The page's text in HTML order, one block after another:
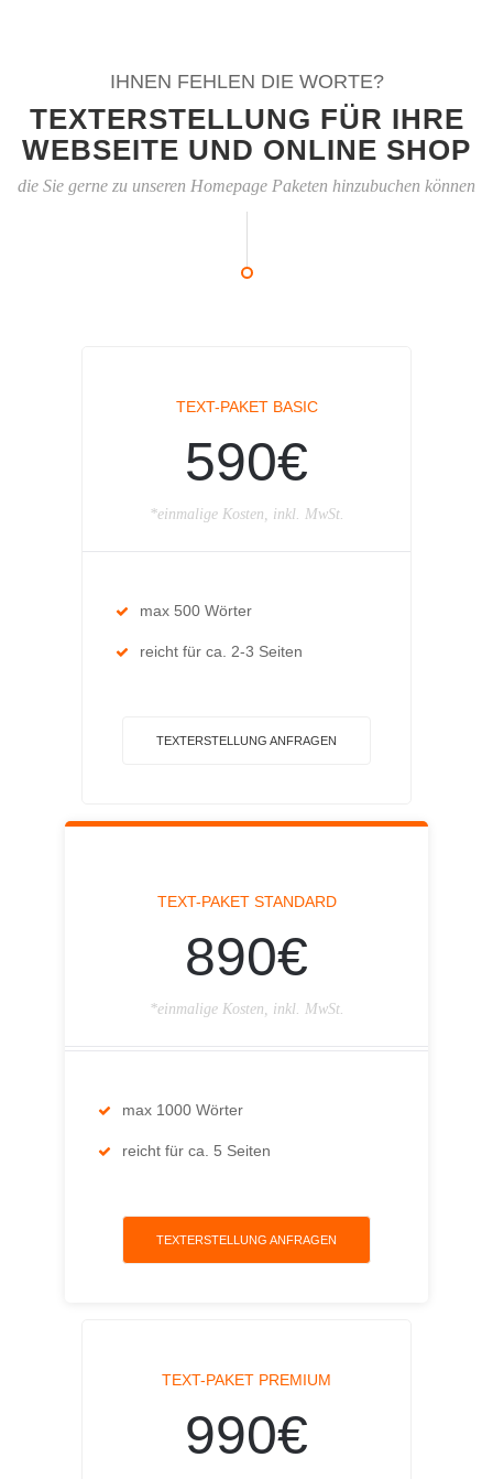
IHNEN FEHLEN DIE WORTE?
TEXTERSTELLUNG FÜR IHRE
WEBSEITE UND ONLINE SHOP
die Sie gerne zu unseren Homepage Paketen hinzubuchen können
TEXT-PAKET BASIC
590€
*einmalige Kosten, inkl. MwSt.
max 500 Wörter
reicht für ca. 2-3 Seiten
TEXTERSTELLUNG ANFRAGEN
TEXT-PAKET STANDARD
890€
*einmalige Kosten, inkl. MwSt.
max 1000 Wörter
reicht für ca. 5 Seiten
TEXTERSTELLUNG ANFRAGEN
TEXT-PAKET PREMIUM
990€